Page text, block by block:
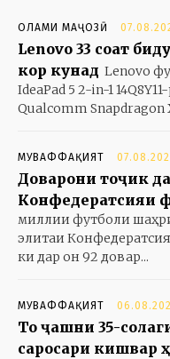
ОЛАМИ МАҶОЗӢ
Lenovo 33 соат
кор кунад Lenovo
IdeaPad 5 2-in-1
Qualcomm Snapdragon
МУВАФФАҚИЯТ
Доварони тоҷик
Конфедератсияи
миллии футболи
элитаи
ки дар он 92 довар...
МУВАФФАҚИЯТ
То ҷашни 35-
саросари кишвар